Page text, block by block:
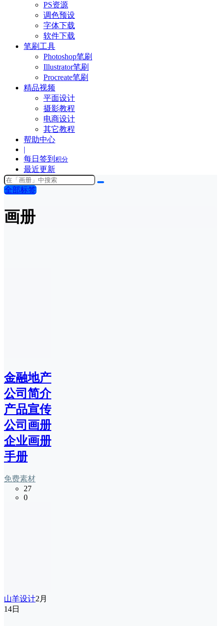
PS资源
调色预设
字体下载
软件下载
笔刷工具
Photoshop笔刷
Illustrator笔刷
Procreate笔刷
精品视频
平面设计
摄影教程
电商设计
其它教程
帮助中心
|
每日签到 积分
最近更新
全部标签
画册
金融地产
公司简介
产品宣传
公司画册
企业画册
手册
免费素材
27
0
山羊设计2月
14日